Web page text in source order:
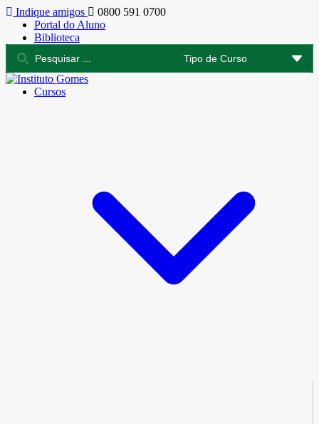
Indique amigos
0800 591 0700
Portal do Aluno
Biblioteca
Cursos